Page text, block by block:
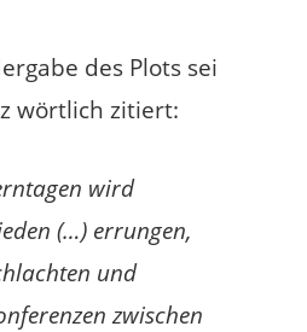
des Plots sei
wörtlich zitiert:
wird
(…) errungen,
und
zwischen